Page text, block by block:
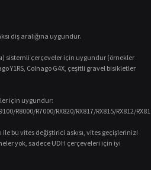
diş aralığına uygundur.
sistemli çerçeveler için uygundur (örnekler
Y1RS, Colnago G4X, çeşitli gravel bisikletler
için uygundur:
R8000/R7000/RX820/RX817/RX815/RX812/
ile bu vites değiştirici askısı, vites geçişlerinizi
yok, sadece UDH çerçeveleri için iyi